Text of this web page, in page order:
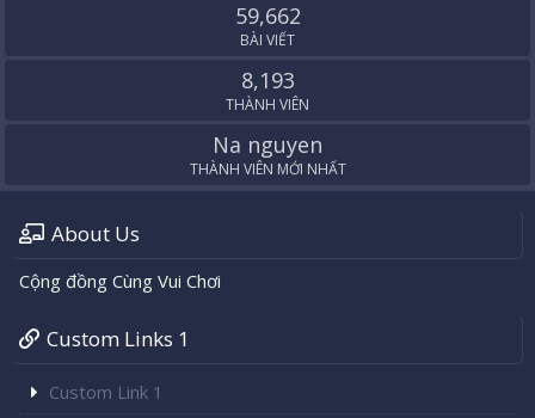
59,662
BÀI VIẾT
8,193
THÀNH VIÊN
Na nguyen
THÀNH VIÊN MỚI NHẤT
About Us
Cộng đồng Cùng Vui Chơi
Custom Links 1
Custom Link 1